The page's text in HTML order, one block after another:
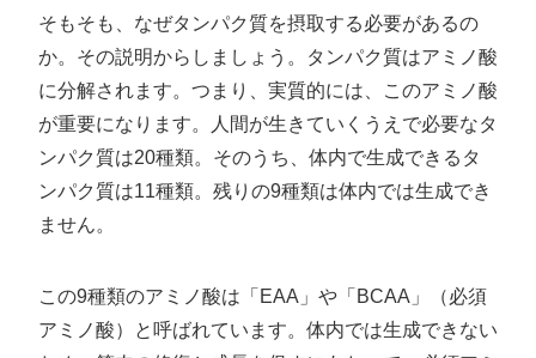
そもそも、なぜタンパク質を摂取する必要があるの
か。その説明からしましょう。タンパク質はアミノ酸
に分解されます。つまり、実質的には、このアミノ酸
が重要になります。人間が生きていくうえで必要なタ
ンパク質は20種類。そのうち、体内で生成できるタ
ンパク質は11種類。残りの9種類は体内では生成でき
ません。
この9種類のアミノ酸は「EAA」や「BCAA」（必須
アミノ酸）と呼ばれています。体内では生成できない